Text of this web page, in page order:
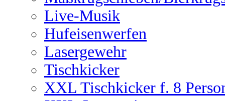
Live-Musik
Hufeisenwerfen
Lasergewehr
Tischkicker
XXL Tischkicker f. 8